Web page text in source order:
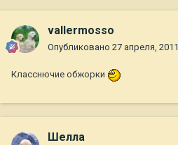
vallermosso
Опубликовано 27 апреля, 2011
Класснючие обжорки
Шелла